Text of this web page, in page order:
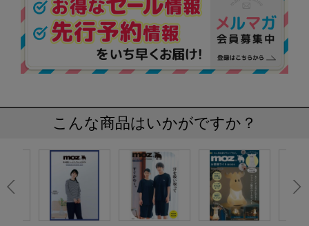
こんな商品はいかがですか？